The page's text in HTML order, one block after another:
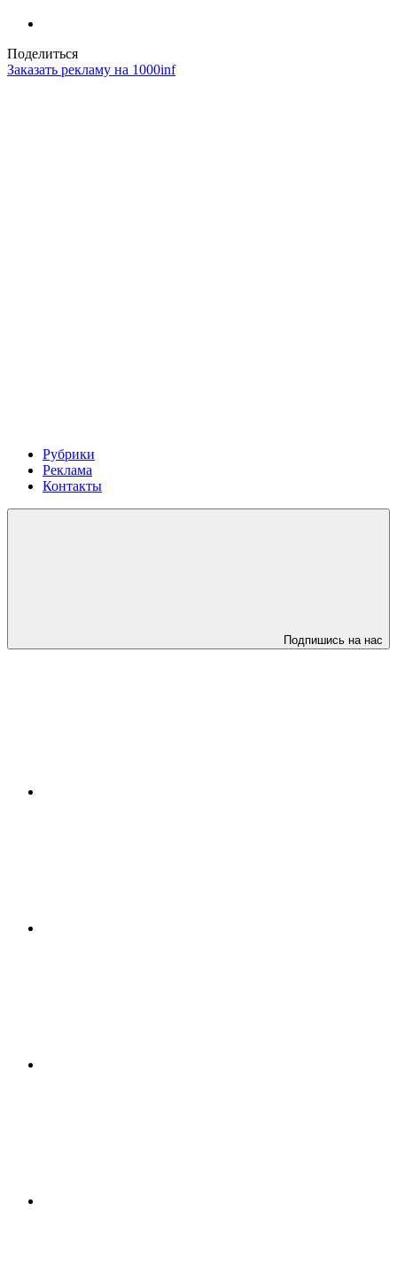
Поделиться
Заказать рекламу на 1000inf
Рубрики
Реклама
Контакты
Подпишись на нас